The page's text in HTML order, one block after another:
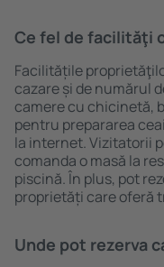
Ce fel de facilităţi
Facilitățile
cazare și de numărul
camere cu chicinetă,
pentru prepararea
la internet. Vizitatorii
comanda o masă la
piscină. În plus, pot
proprietăți care oferă
Unde pot rezerva